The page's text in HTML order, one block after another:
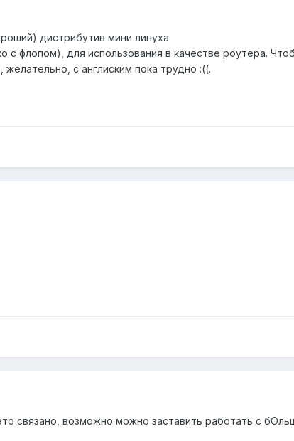
дистрибутив мини линуха
с флопом), для использования в качестве роутера.
с англиским пока трудно :((.
связано, возможно можно заставить работать с